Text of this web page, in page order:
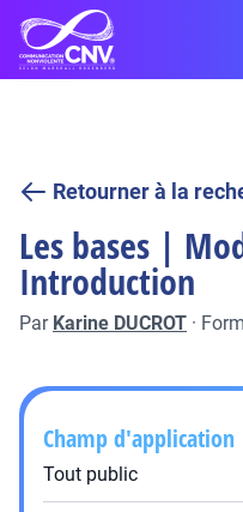
Retourner à la
Les bases |
Introduction
Par Karine DUCROT ·
Champ d'application
Tout public